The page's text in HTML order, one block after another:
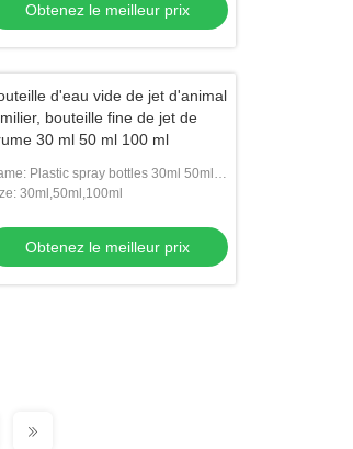
Obtenez le meilleur prix
d'eau vide de jet d'animal
bouteille fine de jet de
30 ml 50 ml 100 ml
Plastic spray bottles 30ml 50ml
30ml,50ml,100ml
Obtenez le meilleur prix